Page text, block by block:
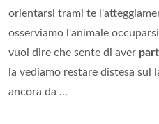
orientarsi trami te
osserviamo l'animale
vuol dire che sente di aver
la vediamo restare distesa sul
ancora da ...